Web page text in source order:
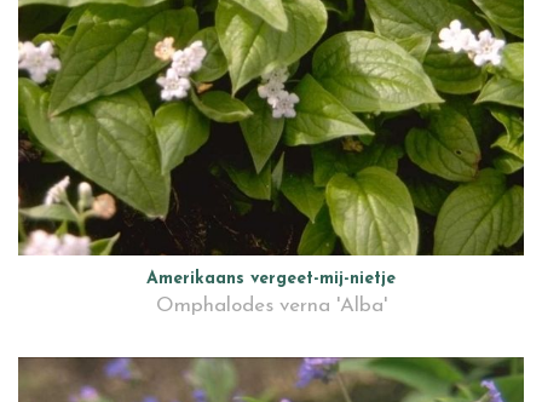
Amerikaans vergeet-mij-nietje
Omphalodes verna 'Alba'